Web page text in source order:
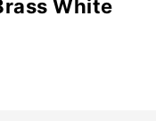
White